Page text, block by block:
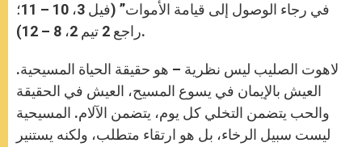
في رجاء الوصول إلى قيامة الأموات” (فيل 3، 10 – 11؛
راجع 2 تيم 2، 8 – 12).
لاهوت الصليب ليس نظرية – هو حقيقة الحياة المسيحية.
العيش بالإيمان في يسوع المسيح، العيش في الحقيقة
والحب يتضمن التخلي كل يوم، يتضمن الآلام. المسيحية
ليست سبيل الرخاء، بل هو ارتقاء متطلب، ولكنه يستنير